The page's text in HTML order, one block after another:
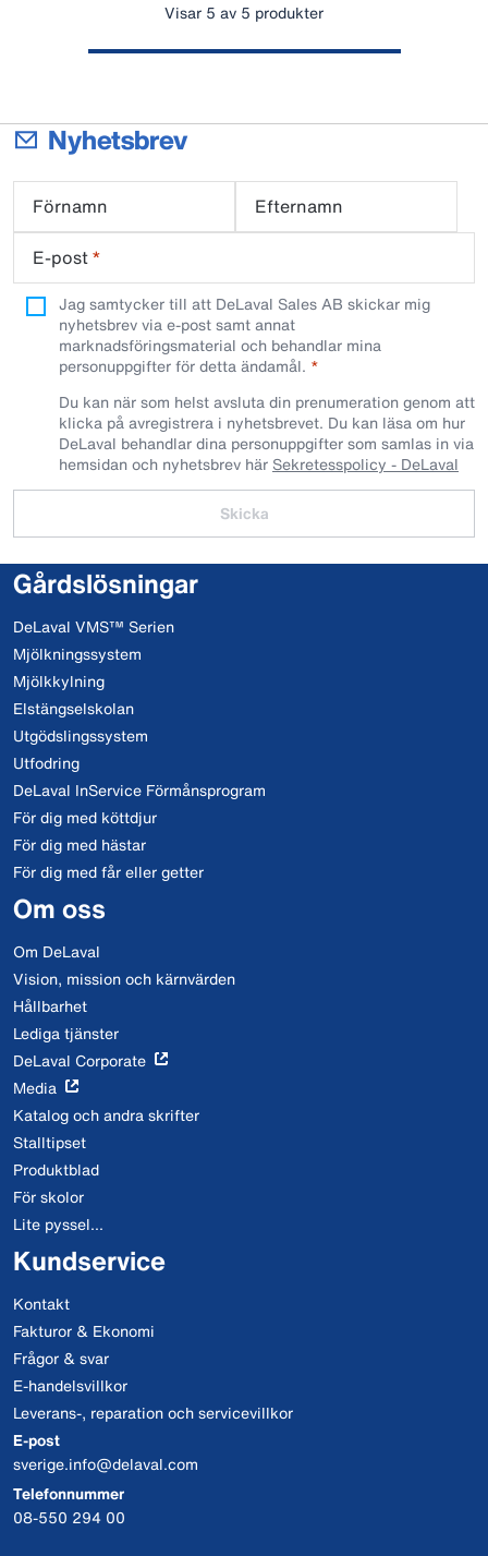
Visar 5 av 5 produkter
Nyhetsbrev
Förnamn
Efternamn
E-post*
Jag samtycker till att DeLaval Sales AB skickar mig
nyhetsbrev via e-post samt annat
marknadsföringsmaterial och behandlar mina
personuppgifter för detta ändamål.
Du kan när som helst avsluta din prenumeration genom att
klicka på avregistrera i nyhetsbrevet. Du kan läsa om hur
DeLaval behandlar dina personuppgifter som samlas in via
hemsidan och nyhetsbrev här Sekretesspolicy - DeLaval
Skicka
Gårdslösningar
DeLaval VMS™ Serien
Mjölkningssystem
Mjölkkylning
Elstängselskolan
Utgödslingssystem
Utfodring
DeLaval InService Förmånsprogram
För dig med köttdjur
För dig med hästar
För dig med får eller getter
Om oss
Om DeLaval
Vision, mission och kärnvärden
Hållbarhet
Lediga tjänster
DeLaval Corporate
Media
Katalog och andra skrifter
Stalltipset
Produktblad
För skolor
Lite pyssel...
Kundservice
Kontakt
Fakturor & Ekonomi
Frågor & svar
E-handelsvillkor
Leverans-, reparation och servicevillkor
E-post
sverige.info@delaval.com
Telefonnummer
08-550 294 00